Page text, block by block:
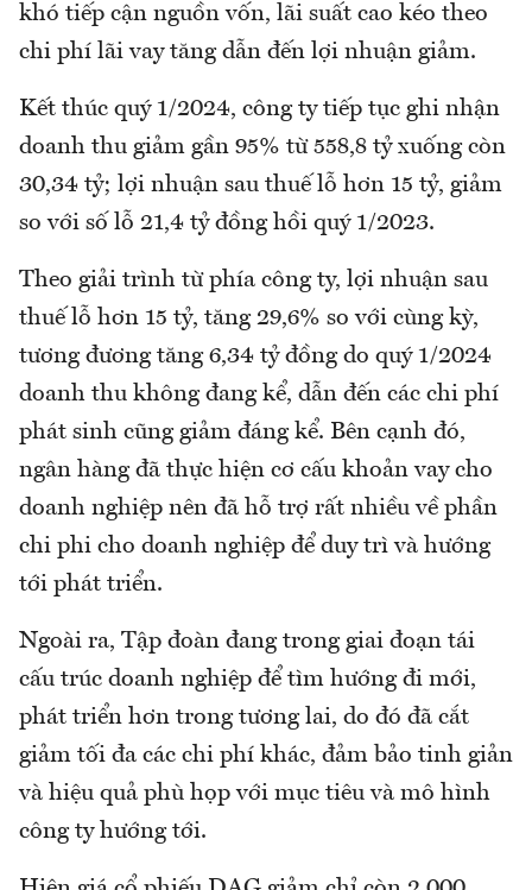
khó tiếp cận nguồn vốn, lãi suất cao kéo theo
chi phí lãi vay tăng dẫn đến lợi nhuận giảm.
Kết thúc quý 1/2024, công ty tiếp tục ghi nhận
doanh thu giảm gần 95% từ 558,8 tỷ xuống còn
30,34 tỷ; lợi nhuận sau thuế lỗ hơn 15 tỷ, giảm
so với số lỗ 21,4 tỷ đồng hồi quý 1/2023.
Theo giải trình từ phía công ty, lợi nhuận sau
thuế lỗ hơn 15 tỷ, tăng 29,6% so với cùng kỳ,
tương đương tăng 6,34 tỷ đồng do quý 1/2024
doanh thu không đang kể, dẫn đến các chi phí
phát sinh cũng giảm đáng kể. Bên cạnh đó,
ngân hàng đã thực hiện cơ cấu khoản vay cho
doanh nghiệp nên đã hỗ trợ rất nhiều về phần
chi phi cho doanh nghiệp để duy trì và hướng
tới phát triển.
Ngoài ra, Tập đoàn đang trong giai đoạn tái
cấu trúc doanh nghiệp để tìm hướng đi mới,
phát triển hơn trong tương lai, do đó đã cắt
giảm tối đa các chi phí khác, đảm bảo tinh giản
và hiệu quả phù họp với mục tiêu và mô hình
công ty hướng tới.